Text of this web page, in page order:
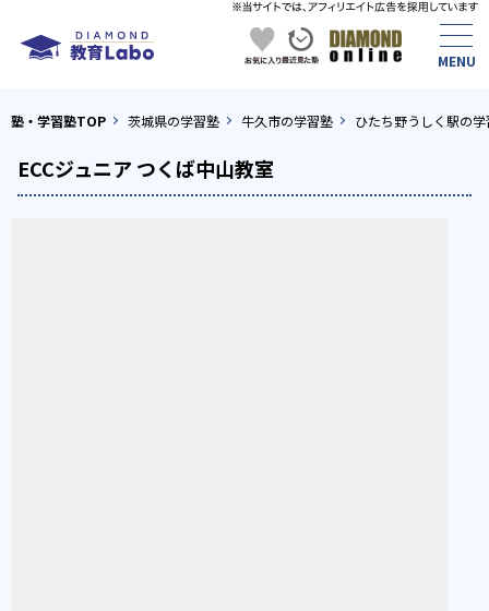
塾・学習塾TOP 茨城県の学習塾 牛久市の学習塾 ひたち野うしく駅の
ECCジュニア つくば中山教室